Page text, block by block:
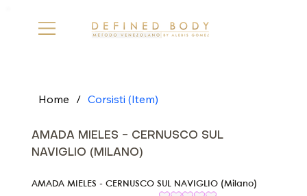
Home / Corsisti (Item)
AMADA MIELES - CERNUSCO SUL
NAVIGLIO (MILANO)
AMADA MIELES - CERNUSCO SUL NAVIGLIO (Milano)